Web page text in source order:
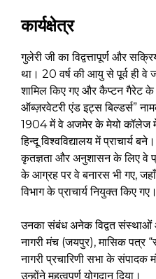
कार्यक्षेत्र
गुलेरी जी का विद्वत्तापूर्ण और
था। 20 वर्ष की आयु से पूर्व ही वे
शामिल किए गए और कैप्टन गैरेट
ऑब्ज़रवेटरी एंड इट्स बिल्डर्स”
1904 में वे अजमेर के मेयो कॉलेज
हिन्दू विश्वविद्यालय में प्राचार्य
कृतज्ञता और अनुशासन के लिए वे
के आग्रह पर वे बनारस भी गए, जहाँ
विभाग के प्राचार्य नियुक्त किए गए।
उनका संबंध अनेक विद्वत संस्थाओं
नागरी मंच (जयपुर), मासिक पत्र
नागरी प्रचारिणी सभा के
उन्होंने महत्वपूर्ण योगदान दिया।